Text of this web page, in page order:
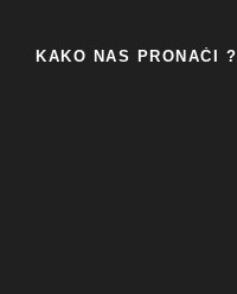
KAKO NAS PRONAĆI ?